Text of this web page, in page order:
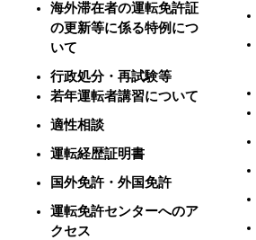
海外滞在者の運転免許証
の更新等に係る特例につ
いて
行政処分・再試験等
若年運転者講習について
適性相談
運転経歴証明書
国外免許・外国免許
運転免許センターへのア
クセス